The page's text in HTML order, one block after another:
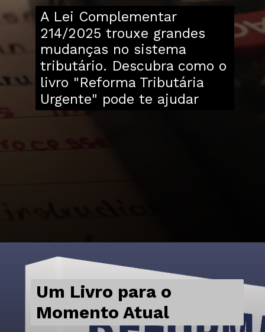
A Lei Complementar
214/2025 trouxe grandes
mudanças no sistema
tributário. Descubra como o
livro "Reforma Tributária
Urgente" pode te ajudar
Um Livro para o
Momento Atual